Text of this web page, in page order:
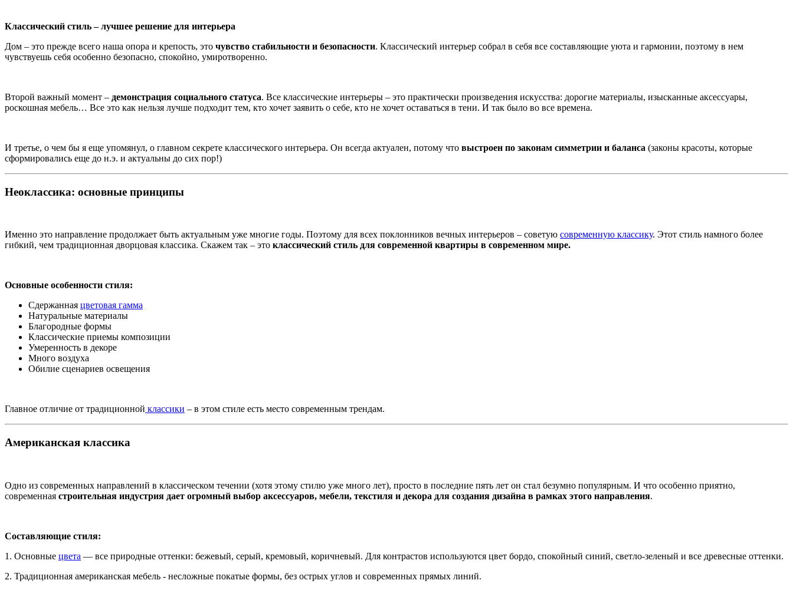
Классический стиль – лучшее решение для интерьера
Дом – это прежде всего наша опора и крепость, это чувство стабильности и безопасности. Классический интерьер собрал в себя все составляющие уюта и гармонии, поэтому в нем
чувствуешь себя особенно безопасно, спокойно, умиротворенно.
Второй важный момент – демонстрация социального статуса. Все классические интерьеры – это практически произведения искусства: дорогие материалы, изысканные аксессуары,
роскошная мебель… Все это как нельзя лучше подходит тем, кто хочет заявить о себе, кто не хочет оставаться в тени. И так было во все времена.
И третье, о чем бы я еще упомянул, о главном секрете классического интерьера. Он всегда актуален, потому что выстроен по законам симметрии и баланса (законы красоты, которые
сформировались еще до н.э. и актуальны до сих пор!)
Неоклассика: основные принципы
Именно это направление продолжает быть актуальным уже многие годы. Поэтому для всех поклонников вечных интерьеров – советую современную классику. Этот стиль намного более
гибкий, чем традиционная дворцовая классика. Скажем так – это классический стиль для современной квартиры в современном мире.
Основные особенности стиля:
Сдержанная цветовая гамма
Натуральные материалы
Благородные формы
Классические приемы композиции
Умеренность в декоре
Много воздуха
Обилие сценариев освещения
Главное отличие от традиционной классики – в этом стиле есть место современным трендам.
Американская классика
Одно из современных направлений в классическом течении (хотя этому стилю уже много лет), просто в последние пять лет он стал безумно популярным. И что особенно приятно,
современная строительная индустрия дает огромный выбор аксессуаров, мебели, текстиля и декора для создания дизайна в рамках этого направления.
Составляющие стиля:
1. Основные цвета — все природные оттенки: бежевый, серый, кремовый, коричневый. Для контрастов используются цвет бордо, спокойный синий, светло-зеленый и все древесные оттенки.
2. Традиционная американская мебель - несложные покатые формы, без острых углов и современных прямых линий.